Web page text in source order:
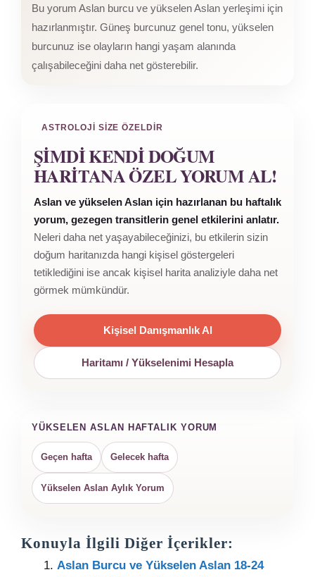
Bu yorum Aslan burcu ve yükselen Aslan yerleşimi için
hazırlanmıştır. Güneş burcunuz genel tonu, yükselen
burcunuz ise olayların hangi yaşam alanında
çalışabileceğini daha net gösterebilir.
ASTROLOJI SIZE ÖZELDIR
ŞIMDI KENDI DOĞUM
HARITANA ÖZEL YORUM AL!
Aslan ve yükselen Aslan için hazırlanan bu haftalık
yorum, gezegen transitlerin genel etkilerini anlatır.
Neleri daha net yaşayabileceğinizi, bu etkilerin sizin
doğum haritanızda hangi kişisel göstergeleri
tetiklediğini ise ancak kişisel harita analiziyle daha net
görmek mümkündür.
Kişisel Danışmanlık Al
Haritamı / Yükselenimi Hesapla
YÜKSELEN ASLAN HAFTALIK YORUM
Geçen hafta Gelecek hafta
Yükselen Aslan Aylık Yorum
Konuyla İlgili Diğer İçerikler:
Aslan Burcu ve Yükselen Aslan 18-24